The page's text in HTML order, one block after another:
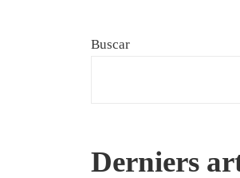
Buscar
Derniers